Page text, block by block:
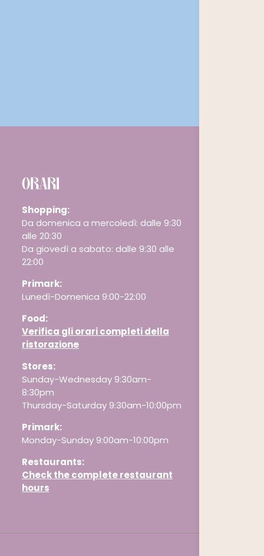
ORARI
Shopping:
Da domenica a mercoledì: dalle 9:30
alle 20:30
Da giovedì a sabato: dalle 9:30 alle
22:00
Primark:
Lunedì-Domenica 9:00-22:00
Food:
Verifica gli orari completi della
ristorazione
Stores:
Sunday-Wednesday 9:30am-
8:30pm
Thursday-Saturday 9:30am-10:00pm
Primark:
Monday-Sunday 9:00am-10:00pm
Restaurants:
Check the complete restaurant
hours